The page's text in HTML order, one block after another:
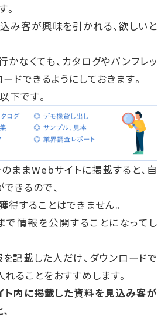
。
み客が興味を引かれる、欲しいと
なくても、カタログやパンフレッ
ドできるようにしておきます。
下です。
ままWebサイトに掲載すると、自
きるので、
することはできません。
で情報を公開することになってし
記載した人だけ、ダウンロードで
ることをおすすめします。
ト内に掲載した資料を見込み客が